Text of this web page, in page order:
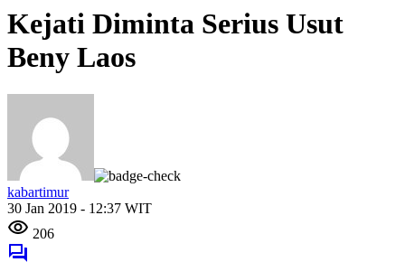
Kejati Diminta Serius Usut
Beny Laos
kabartimur
30 Jan 2019 - 12:37 WIT
206